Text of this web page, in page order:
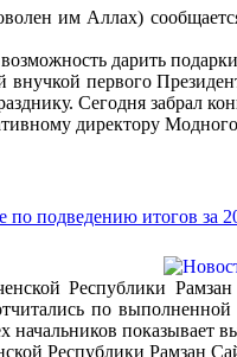
им Аллах)
дарить
внучкой первого
Сегодня забрал
директору
подведению итогов за
Республики
по
показывает
Республики Рамзан